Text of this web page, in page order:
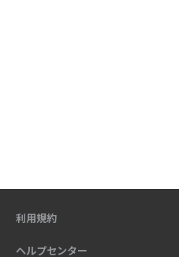
利用規約
ヘルプセンター